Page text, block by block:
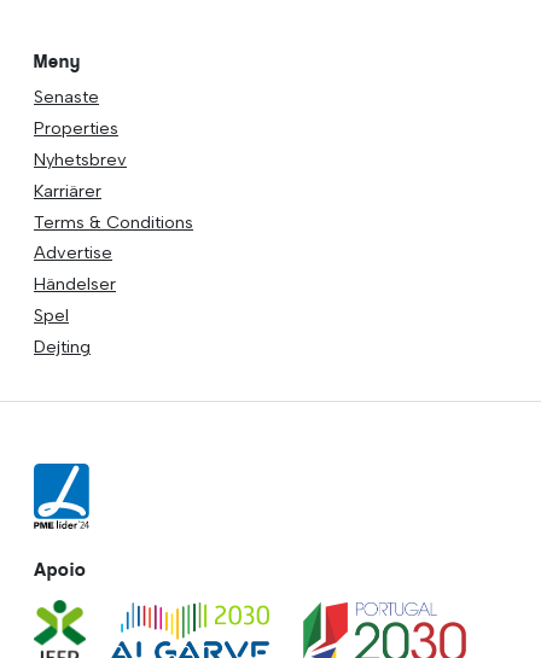
Meny
Senaste
Properties
Nyhetsbrev
Karriärer
Terms & Conditions
Advertise
Händelser
Spel
Dejting
Apoio